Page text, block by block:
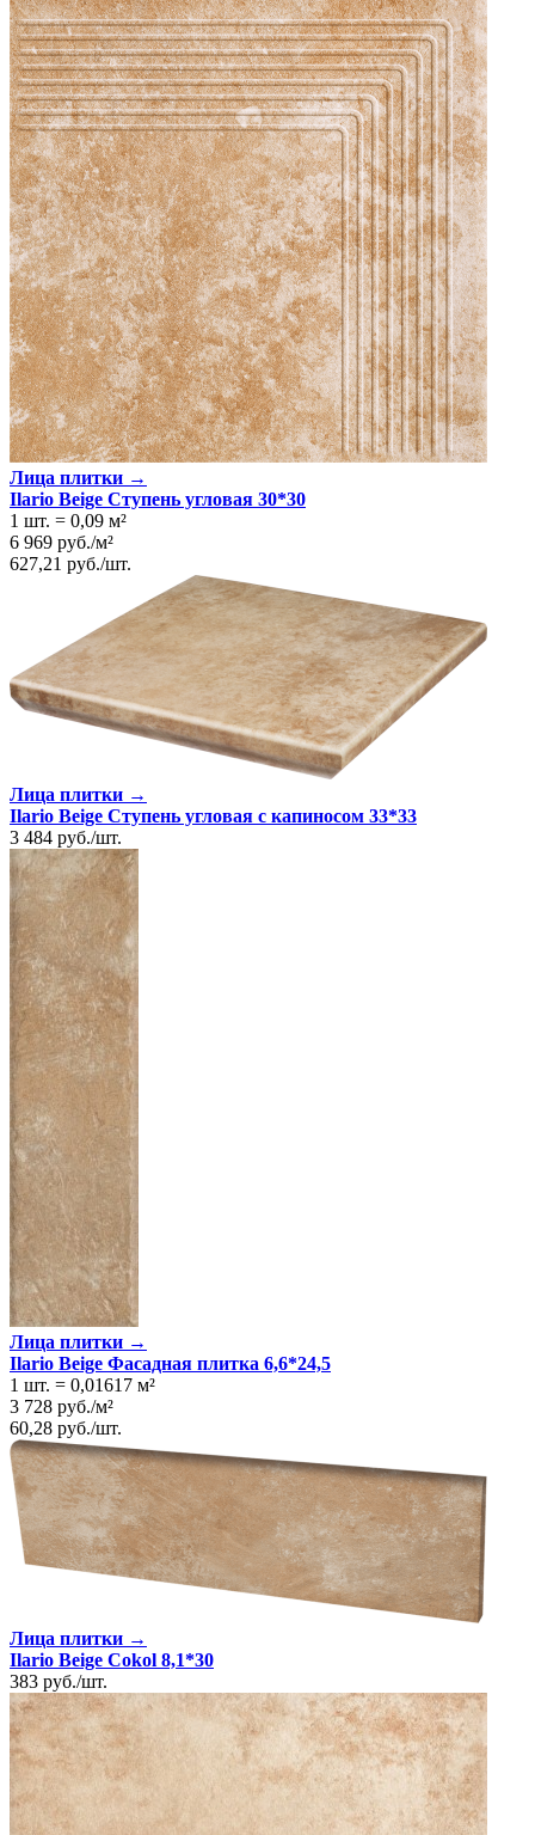
Лица плитки →
Ilario Beige Ступень угловая 30*30
1 шт. = 0,09 м²
6 969 руб./м²
627,21 руб./шт.
Лица плитки →
Ilario Beige Ступень угловая с капиносом 33*33
3 484 руб./шт.
Лица плитки →
Ilario Beige Фасадная плитка 6,6*24,5
1 шт. = 0,01617 м²
3 728 руб./м²
60,28 руб./шт.
Лица плитки →
Ilario Beige Cokol 8,1*30
383 руб./шт.